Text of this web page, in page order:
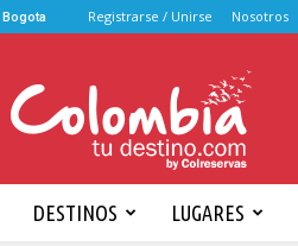
Bogota Registrarse / Unirse Nosotros
por
Colombia
DESTINOS LUGARES